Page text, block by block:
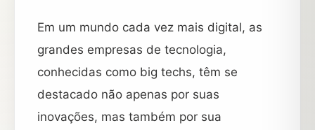
Em um mundo cada vez mais digital, as
grandes empresas de tecnologia,
conhecidas como big techs, têm se
destacado não apenas por suas
inovações, mas também por sua